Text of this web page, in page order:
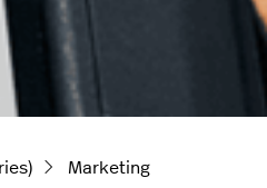
Marketing